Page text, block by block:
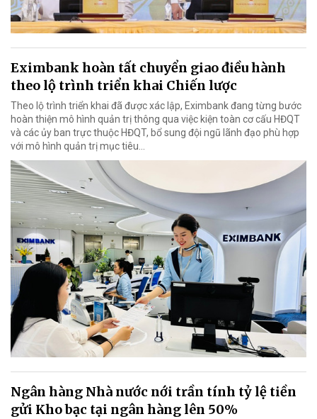
Eximbank hoàn tất chuyển giao điều hành
theo lộ trình triển khai Chiến lược
Theo lộ trình triển khai đã được xác lập, Eximbank đang từng bước
hoàn thiện mô hình quản trị thông qua việc kiện toàn cơ cấu HĐQT
và các ủy ban trực thuộc HĐQT, bổ sung đội ngũ lãnh đạo phù hợp
với mô hình quản trị mục tiêu...
Ngân hàng Nhà nước nới trần tính tỷ lệ tiền
gửi Kho bạc tại ngân hàng lên 50%